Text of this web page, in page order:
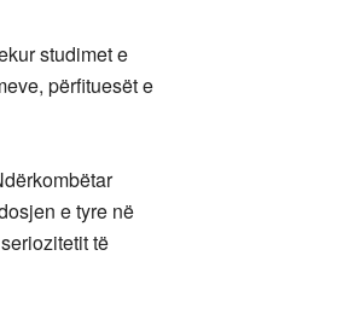
studimet e
përfituesët e
e tyre në
të